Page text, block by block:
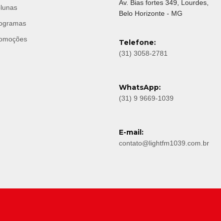
Av. Bias fortes 349, Lourdes,
Belo Horizonte - MG
Telefone:
(31) 3058-2781
WhatsApp:
(31) 9 9669-1039
E-mail:
contato@lightfm1039.com.br